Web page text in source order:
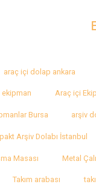
araç içi dolap ankara
Araç içi
Bursa arşiv
Arşiv Dolabı İstanbul
Masası Metal
Takım arabası